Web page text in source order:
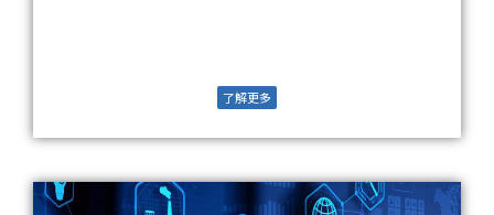
了解更多